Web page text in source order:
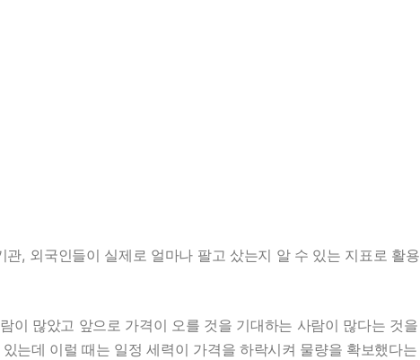
, 외국인들이 실제로 얼마나 팔고 샀는지 알 수 있는 지표로 활용
이 많았고 앞으로 가격이 오를 것을 기대하는 사람이 많다는 것을
는데 이럴 때는 일정 세력이 가격을 하락시켜 물량을 확보했다는